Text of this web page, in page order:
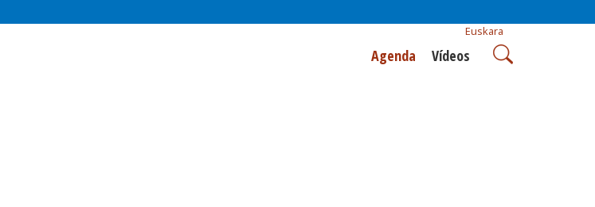
Euskara
Agenda Vídeos